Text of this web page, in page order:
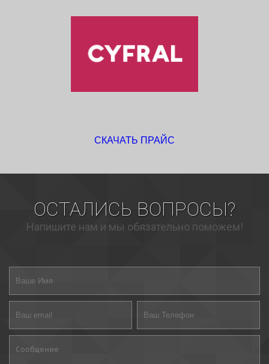
СКАЧАТЬ ПРАЙС
ОСТАЛИСЬ ВОПРОСЫ?
Напишите нам и мы обязательно поможем!